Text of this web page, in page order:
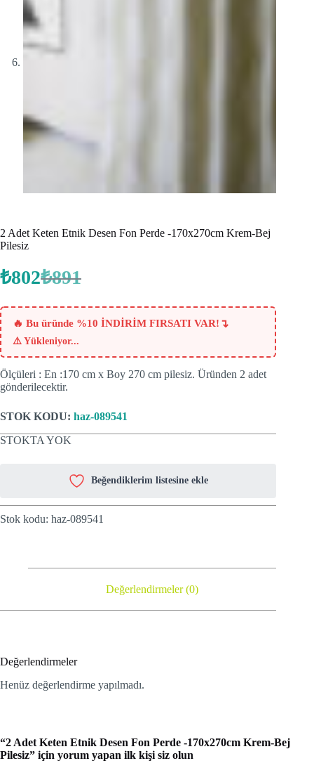
2 Adet Keten Etnik Desen Fon Perde -170x270cm Krem-Bej
Pilesiz
₺891
Orijinal
₺891.
₺802Şu
fiyat:
₺802.
🔥 Bu üründe %10 İNDİRİM FIRSATI VAR! ↴
⚠️ Yükleniyor...
Ölçüleri : En :170 cm x Boy 270 cm pilesiz. Üründen 2 adet
gönderilecektir.
STOK KODU: haz-089541
STOKTA YOK
Beğendiklerim listesine ekle
Stok kodu: haz-089541
Değerlendirmeler (0)
Değerlendirmeler
Henüz değerlendirme yapılmadı.
“2 Adet Keten Etnik Desen Fon Perde -170x270cm Krem-Bej
Pilesiz” için yorum yapan ilk kişi siz olun